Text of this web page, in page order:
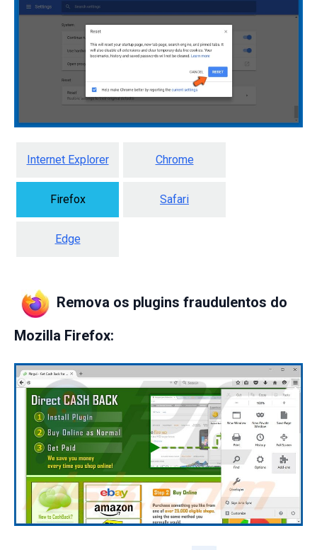
Internet Explorer Chrome
Firefox Safari
Edge
Remova os plugins fraudulentos do
Mozilla Firefox: